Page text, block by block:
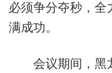
必须争分夺秒，全
满成功。
会议期间，黑